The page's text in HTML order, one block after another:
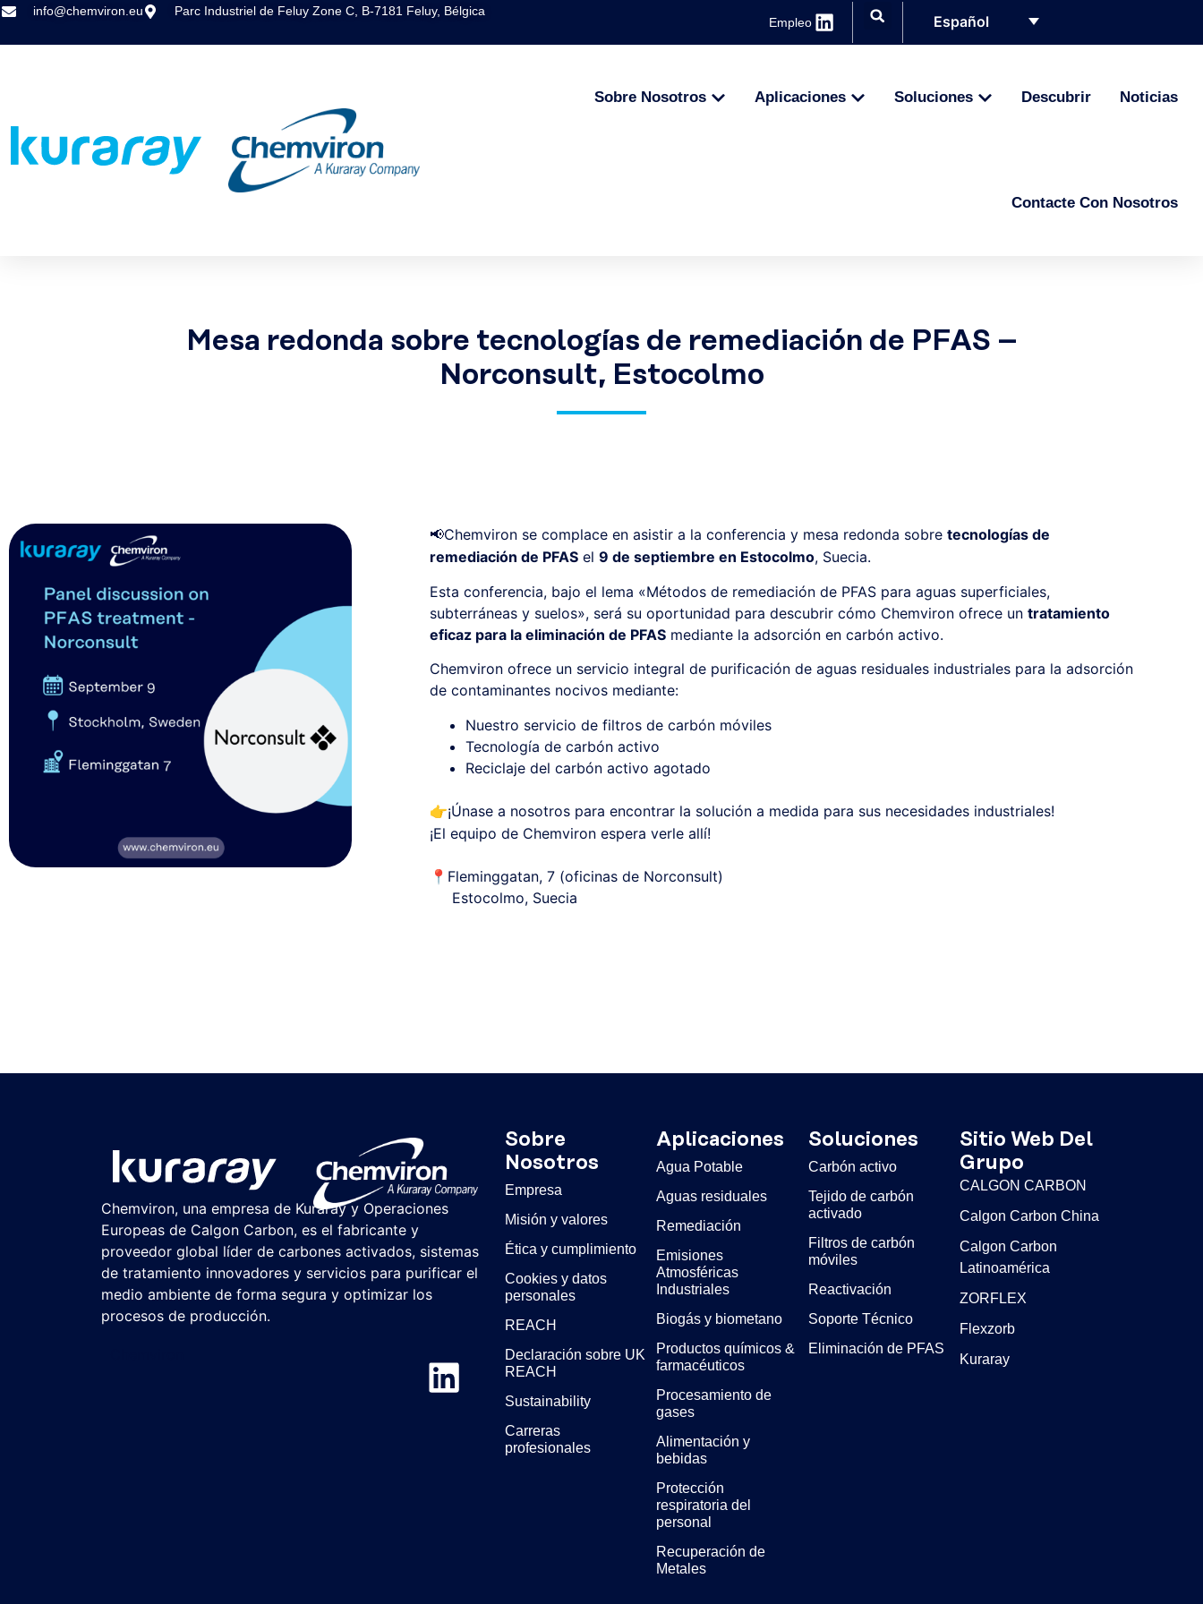
info@chemviron.eu Parc Industriel de Feluy Zone C, B-7181 Feluy, Bélgica
Empleo Español
Sobre Nosotros Aplicaciones Soluciones Descubrir Noticias
Contacte Con Nosotros
Mesa redonda sobre tecnologías de remediación de PFAS –
Norconsult, Estocolmo
📢Chemviron se complace en asistir a la conferencia y mesa redonda sobretecnologías de
remediación de PFAS el9 de septiembre en Estocolmo, Suecia.
Esta conferencia, bajo el lema «Métodos de remediación de PFAS para aguas superficiales,
subterráneas y suelos», será su oportunidad para descubrir cómo Chemviron ofrece untratamiento
eficaz para la eliminación de PFAS mediante la adsorción en carbón activo.
Chemviron ofrece un servicio integral de purificación de aguas residuales industriales para la adsorción
de contaminantes nocivos mediante:
Nuestro servicio de filtros de carbón móviles
Tecnología de carbón activo
Reciclaje del carbón activo agotado
👉¡Únase a nosotros para encontrar la solución a medida para sus necesidades industriales!
¡El equipo de Chemviron espera verle allí!
📍 Fleminggatan, 7 (oficinas de Norconsult)
Estocolmo, Suecia
Chemviron, una empresa de Kuraray y Operaciones
Europeas de Calgon Carbon, es el fabricante y
proveedor global líder de carbones activados, sistemas
de tratamiento innovadores y servicios para purificar el
medio ambiente de forma segura y optimizar los
procesos de producción.
Sobre
Nosotros
Empresa
Misión y valores
Ética y cumplimiento
Cookies y datos
personales
REACH
Declaración sobre UK
REACH
Sustainability
Carreras
profesionales
Aplicaciones
Agua Potable
Aguas residuales
Remediación
Emisiones
Atmosféricas
Industriales
Biogás y biometano
Productos químicos &
farmacéuticos
Procesamiento de
gases
Alimentación y
bebidas
Protección
respiratoria del
personal
Recuperación de
Metales
Soluciones
Carbón activo
Tejido de carbón
activado
Filtros de carbón
móviles
Reactivación
Soporte Técnico
Eliminación de PFAS
Sitio Web Del
Grupo
CALGON CARBON
Calgon Carbon China
Calgon Carbon
Latinoamérica
ZORFLEX
Flexzorb
Kuraray